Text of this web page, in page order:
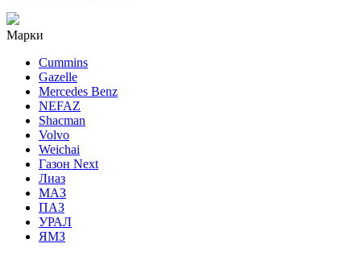
Марки
Cummins
Gazelle
Mercedes Benz
NEFAZ
Shacman
Volvo
Weichai
Газон Next
Лиаз
МАЗ
ПАЗ
УРАЛ
ЯМЗ